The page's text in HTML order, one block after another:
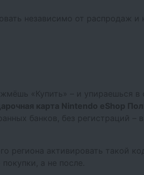
независимо от распродаж и
«Купить» – и упираешься в
карта Nintendo eShop
банков, без регистраций –
региона активировать такой
покупки, а не после.